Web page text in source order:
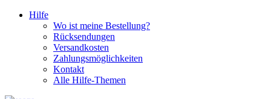
Hilfe
Wo ist meine Bestellung?
Rücksendungen
Versandkosten
Zahlungsmöglichkeiten
Kontakt
Alle Hilfe-Themen